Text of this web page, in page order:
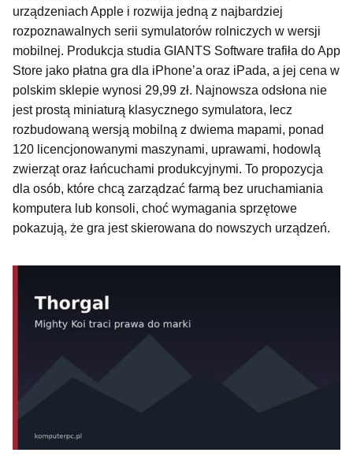
urządzeniach Apple i rozwija jedną z najbardziej
rozpoznawalnych serii symulatorów rolniczych w wersji
mobilnej. Produkcja studia GIANTS Software trafiła do App
Store jako płatna gra dla iPhone’a oraz iPada, a jej cena w
polskim sklepie wynosi 29,99 zł. Najnowsza odsłona nie
jest prostą miniaturą klasycznego symulatora, lecz
rozbudowaną wersją mobilną z dwiema mapami, ponad
120 licencjonowanymi maszynami, uprawami, hodowlą
zwierząt oraz łańcuchami produkcyjnymi. To propozycja
dla osób, które chcą zarządzać farmą bez uruchamiania
komputera lub konsoli, choć wymagania sprzętowe
pokazują, że gra jest skierowana do nowszych urządzeń.